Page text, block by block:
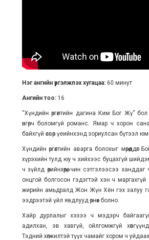
Нэг ангийн үргэлжлэх хугацаа: 60 минут
Ангийн тоо: 16
“Хүндийн өргөлтийн дагина Ким Бог Жү”
өнгөрч боломгүй романс. Ямар ч хорон
байхгүй өсвөр үеийнхэнд зориулсан бүтээл юм.
Хүндийн өргөлтийн аварга болохыг мөрөөддөг
хүрэхийн тулд юу ч хийхээс буцахгүй
ч зүйлд өөрийнхөөрөө, чин сэтгэлээсээ
онцгой болгосон гэдэгтэй хэн ч маргахгүй
жирийн амьдралд Жон Жүн Хён гэх залуу
ээдрээтэй үйл явдлууд өрнөх болно.
Хайр дурлалыг хэзээ ч мэдэрч байгаагүй
адилхан, эв хавгүй, ойлгомжгүй
Тэдний хөгжилтэй түүх чамайг хором ч